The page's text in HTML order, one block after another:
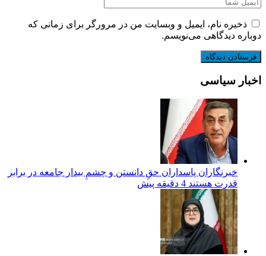
ذخیره نام، ایمیل و وبسایت من در مرورگر برای زمانی که
دوباره دیدگاهی می‌نویسم.
اخبار سیاسی
‏خبرنگاران پاسداران حقِ دانستن و چشمِ بیدار جامعه در برابر
قدرت هستند 4 دقیقه پیش